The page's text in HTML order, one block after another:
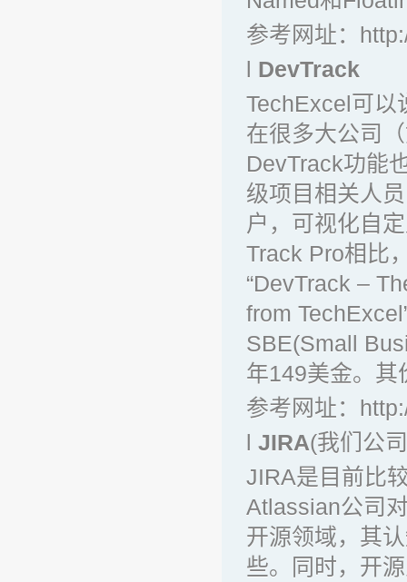
参考网址：
l DevTrack
TechExcel可以
在很多大公司
DevTrack功能
级项目相关人
户，可视化自
Track Pro相比
“DevTrack –
from
SBE(Small
年149美金。其
参考网址：
l JIRA(我们公
JIRA是目前比
Atlassian公司
开源领域，其
些。同时，开